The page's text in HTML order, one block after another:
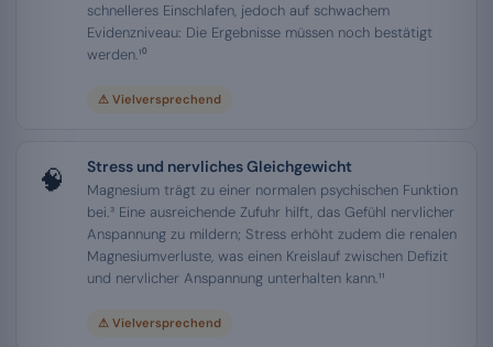
schnelleres Einschlafen, jedoch auf schwachem
Evidenzniveau: Die Ergebnisse müssen noch bestätigt
werden.¹⁰
⚠ Vielversprechend
🧠 Stress und nervliches Gleichgewicht
Magnesium trägt zu einer normalen psychischen Funktion
bei.³ Eine ausreichende Zufuhr hilft, das Gefühl nervlicher
Anspannung zu mildern; Stress erhöht zudem die renalen
Magnesiumverluste, was einen Kreislauf zwischen Defizit
und nervlicher Anspannung unterhalten kann.¹¹
⚠ Vielversprechend